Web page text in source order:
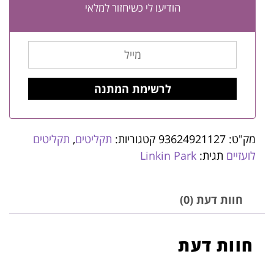
הודיעו לי כשיחזור למלאי
מק"ט: 93624921127 קטגוריות: תקליטים, תקליטים
לועזיים תגית: Linkin Park
חוות דעת (0)
חוות דעת